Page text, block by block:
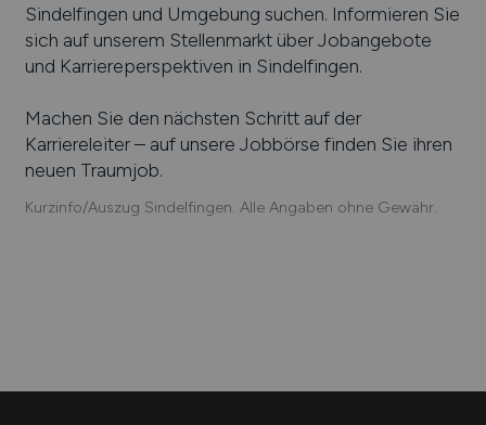
Sindelfingen und Umgebung suchen. Informieren Sie
sich auf unserem Stellenmarkt über Jobangebote
und Karriereperspektiven in Sindelfingen.
Machen Sie den nächsten Schritt auf der
Karriereleiter – auf unsere Jobbörse finden Sie ihren
neuen Traumjob.
Kurzinfo/Auszug Sindelfingen. Alle Angaben ohne Gewähr.